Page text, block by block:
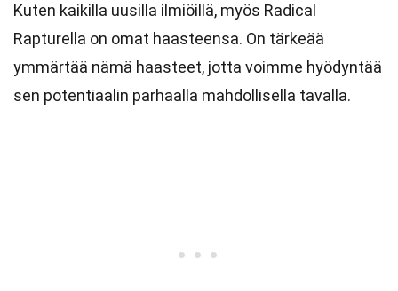
Kuten kaikilla uusilla ilmiöillä, myös Radical
Rapturella on omat haasteensa. On tärkeää
ymmärtää nämä haasteet, jotta voimme hyödyntää
sen potentiaalin parhaalla mahdollisella tavalla.